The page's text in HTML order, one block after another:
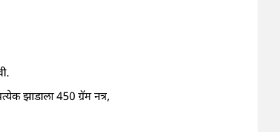
झाडाला 450 ग्रॅम नत्र,